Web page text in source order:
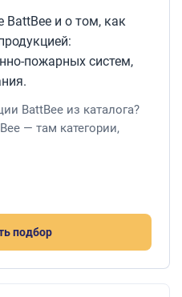
BattBee и о том, как
пожарных систем,
BattBee из каталога?
— там категории,
подбор